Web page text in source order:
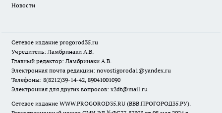
Новости
Сетевое издание progorod35.ru
Учредитель: Ламбринаки А.В.
Главный редактор: Ламбринаки А.В.
Электронная почта редакции: novostigoroda1@yandex.ru
Телефоны: 8(8212)39-14-42, 89041001090
Электронная для других вопросов: x2dt@mail.ru
Сетевое издание WWW.PROGOROD35.RU (ВВВ.ПРОГОРОД35.РУ).